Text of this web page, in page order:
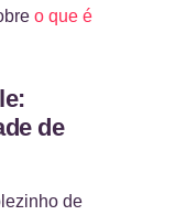
o que é
de
de